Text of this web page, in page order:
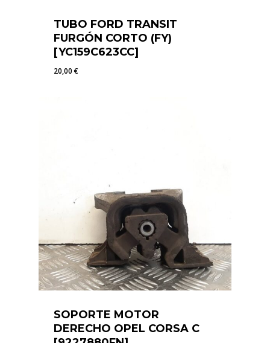
TUBO FORD TRANSIT
FURGÓN CORTO (FY)
[YC159C623CC]
20,00€
SOPORTE MOTOR
DERECHO OPEL CORSA C